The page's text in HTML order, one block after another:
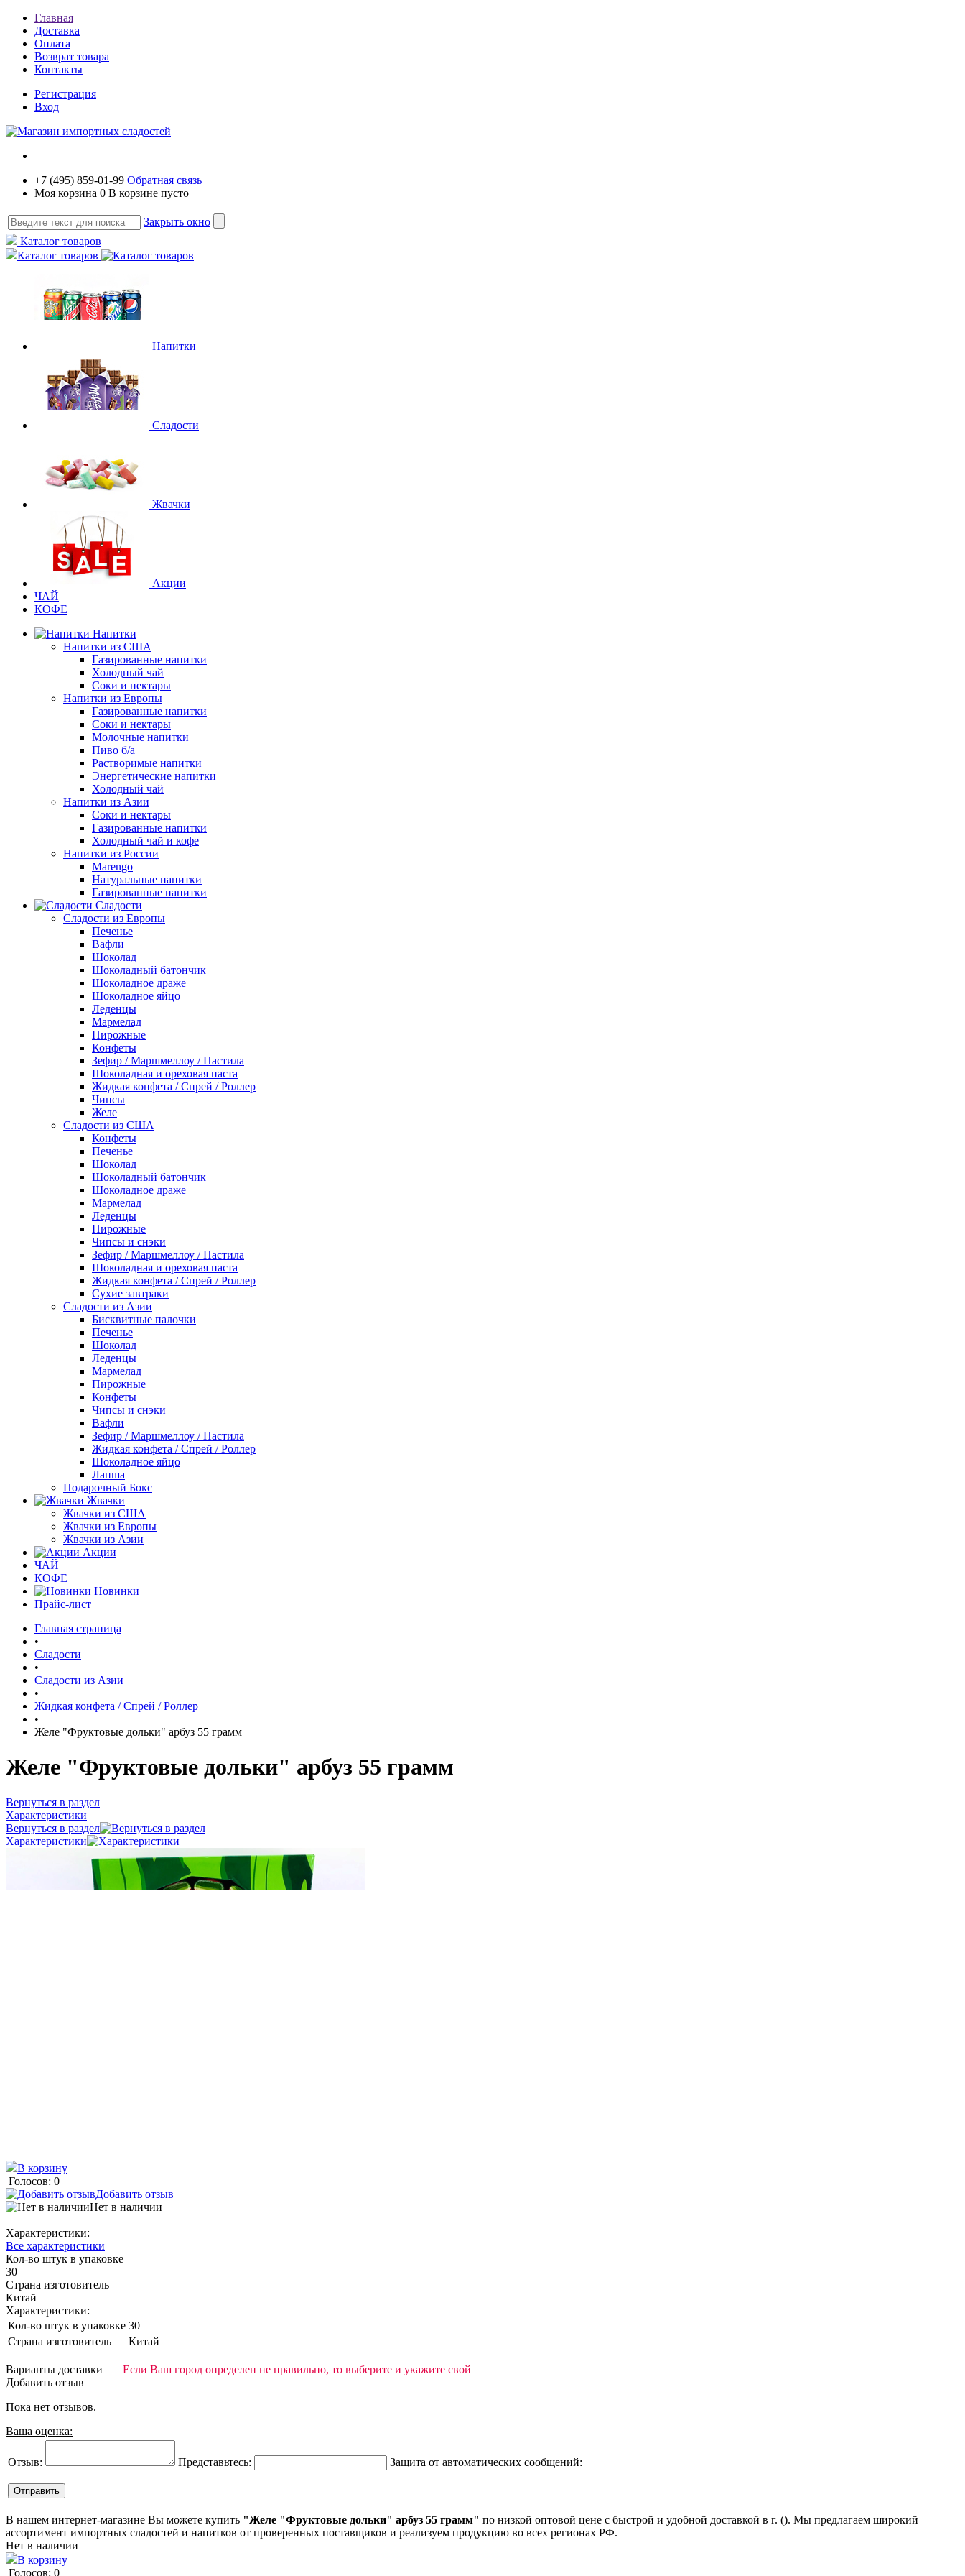
Главная
Доставка
Оплата
Возврат товара
Контакты
Регистрация
Вход
+7 (495) 859-01-99 Обратная связь
Моя корзина 0 В корзине пусто
Закрыть окно
Каталог товаров
Каталог товаров
Напитки
Сладости
Жвачки
Акции
ЧАЙ
КОФЕ
Напитки
Напитки из США
Газированные напитки
Холодный чай
Соки и нектары
Напитки из Европы
Газированные напитки
Соки и нектары
Молочные напитки
Пиво б/а
Растворимые напитки
Энергетические напитки
Холодный чай
Напитки из Азии
Соки и нектары
Газированные напитки
Холодный чай и кофе
Напитки из России
Marengo
Натуральные напитки
Газированные напитки
Сладости
Сладости из Европы
Печенье
Вафли
Шоколад
Шоколадный батончик
Шоколадное драже
Шоколадное яйцо
Леденцы
Мармелад
Пирожные
Конфеты
Зефир / Маршмеллоу / Пастила
Шоколадная и ореховая паста
Жидкая конфета / Спрей / Роллер
Чипсы
Желе
Сладости из США
Конфеты
Печенье
Шоколад
Шоколадный батончик
Шоколадное драже
Мармелад
Леденцы
Пирожные
Чипсы и снэки
Зефир / Маршмеллоу / Пастила
Шоколадная и ореховая паста
Жидкая конфета / Спрей / Роллер
Сухие завтраки
Сладости из Азии
Бисквитные палочки
Печенье
Шоколад
Леденцы
Мармелад
Пирожные
Конфеты
Чипсы и снэки
Вафли
Зефир / Маршмеллоу / Пастила
Жидкая конфета / Спрей / Роллер
Шоколадное яйцо
Лапша
Подарочный Бокс
Жвачки
Жвачки из США
Жвачки из Европы
Жвачки из Азии
Акции
ЧАЙ
КОФЕ
Новинки
Прайс-лист
Главная страница
•
Сладости
•
Сладости из Азии
•
Жидкая конфета / Спрей / Роллер
•
Желе "Фруктовые дольки" арбуз 55 грамм
Желе "Фруктовые дольки" арбуз 55 грамм
Вернуться в раздел
Характеристики
Вернуться в раздел
Характеристики
В корзину
Голосов: 0
Добавить отзыв
Нет в наличии
Характеристики:
Все характеристики
Кол-во штук в упаковке
30
Страна изготовитель
Китай
Характеристики:
Кол-во штук в упаковке 30
Страна изготовитель
Китай
Варианты доставки
Если Ваш город определен не правильно, то выберите и укажите свой
Добавить отзыв
Пока нет отзывов.
Ваша оценка:
Отзыв: Представьтесь: Защита от автоматических сообщений:
В нашем интернет-магазине Вы можете купить "Желе "Фруктовые дольки" арбуз 55 грамм" по низкой оптовой цене с быстрой и удобной доставкой в г. (). Мы предлагаем широкий
ассортимент импортных сладостей и напитков от проверенных поставщиков и реализуем продукцию во всех регионах РФ.
Нет в наличии
В корзину
Голосов: 0